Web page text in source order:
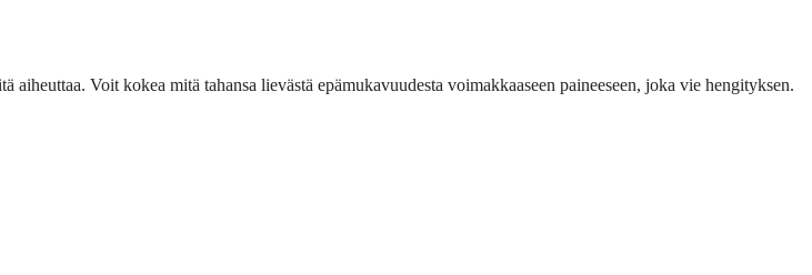
Voit kokea mitä tahansa lievästä epämukavuudesta voimakkaaseen paineeseen, joka vie hengityksen.